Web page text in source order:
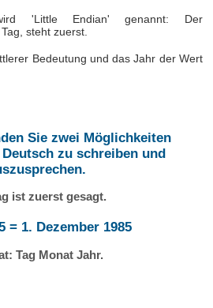
'Little Endian' genannt: Der
steht zuerst.
Bedeutung und das Jahr der Wert
Sie zwei Möglichkeiten
zu schreiben und
ist zuerst gesagt.
= 1. Dezember 1985
Tag Monat Jahr.